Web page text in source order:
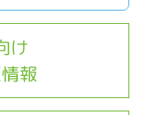
け
報